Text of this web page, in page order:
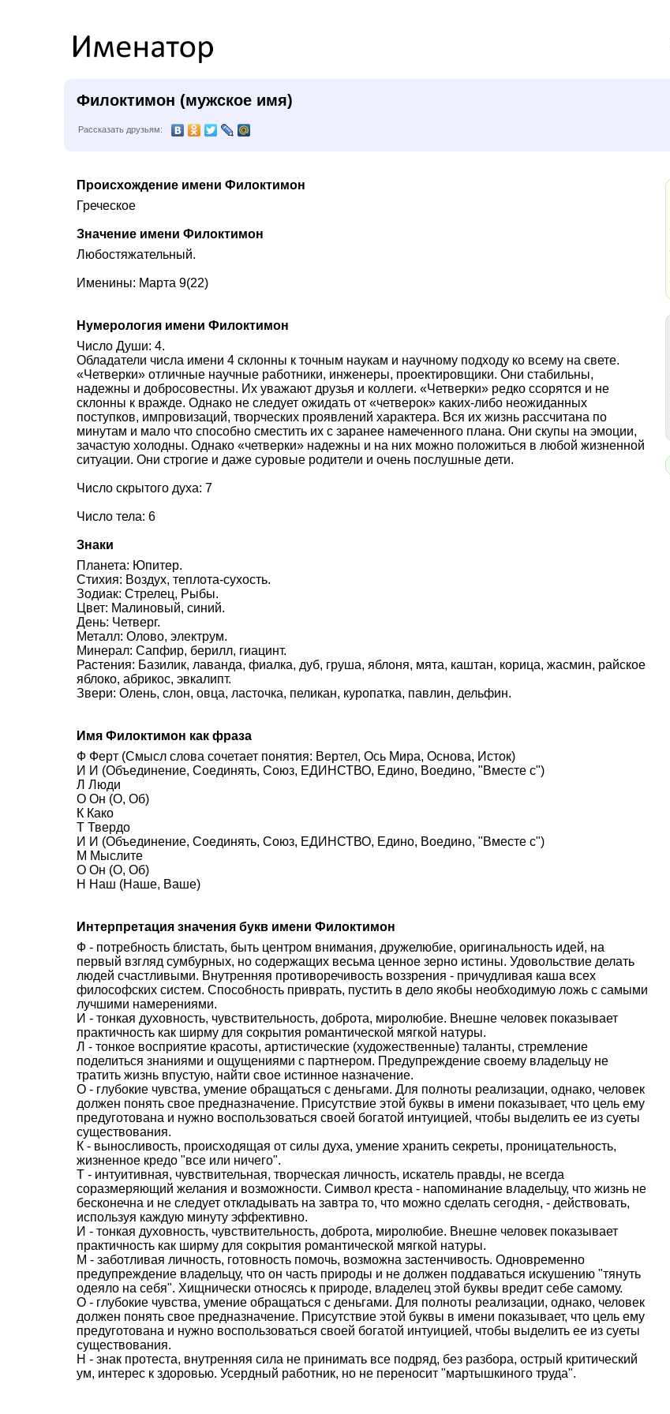
Филоктимон (мужское имя)
Рассказать друзьям:
Происхождение имени Филоктимон
Греческое
Значение имени Филоктимон
Любостяжательный.
Именины: Марта 9(22)
Нумерология имени Филоктимон
Число Души: 4.
Обладатели числа имени 4 склонны к точным наукам и научному подходу ко всему на свете.
«Четверки» отличные научные работники, инженеры, проектировщики. Они стабильны,
надежны и добросовестны. Их уважают друзья и коллеги. «Четверки» редко ссорятся и не
склонны к вражде. Однако не следует ожидать от «четверок» каких-либо неожиданных
поступков, импровизаций, творческих проявлений характера. Вся их жизнь рассчитана по
минутам и мало что способно сместить их с заранее намеченного плана. Они скупы на эмоции,
зачастую холодны. Однако «четверки» надежны и на них можно положиться в любой жизненной
ситуации. Они строгие и даже суровые родители и очень послушные дети.
Число скрытого духа: 7
Число тела: 6
Знаки
Планета: Юпитер.
Стихия: Воздух, теплота-сухость.
Зодиак: Стрелец, Рыбы.
Цвет: Малиновый, синий.
День: Четверг.
Металл: Олово, электрум.
Минерал: Сапфир, берилл, гиацинт.
Растения: Базилик, лаванда, фиалка, дуб, груша, яблоня, мята, каштан, корица, жасмин, райское
яблоко, абрикос, эвкалипт.
Звери: Олень, слон, овца, ласточка, пеликан, куропатка, павлин, дельфин.
Имя Филоктимон как фраза
Ф Ферт (Смысл слова сочетает понятия: Вертел, Ось Мира, Основа, Исток)
И И (Объединение, Соединять, Союз, ЕДИНСТВО, Едино, Воедино, "Вместе с")
Л Люди
О Он (О, Об)
К Како
Т Твердо
И И (Объединение, Соединять, Союз, ЕДИНСТВО, Едино, Воедино, "Вместе с")
М Мыслите
О Он (О, Об)
Н Наш (Наше, Ваше)
Интерпретация значения букв имени Филоктимон
Ф - потребность блистать, быть центром внимания, дружелюбие, оригинальность идей, на
первый взгляд сумбурных, но содержащих весьма ценное зерно истины. Удовольствие делать
людей счастливыми. Внутренняя противоречивость воззрения - причудливая каша всех
философских систем. Способность приврать, пустить в дело якобы необходимую ложь с самыми
лучшими намерениями.
И - тонкая духовность, чувствительность, доброта, миролюбие. Внешне человек показывает
практичность как ширму для сокрытия романтической мягкой натуры.
Л - тонкое восприятие красоты, артистические (художественные) таланты, стремление
поделиться знаниями и ощущениями с партнером. Предупреждение своему владельцу не
тратить жизнь впустую, найти свое истинное назначение.
О - глубокие чувства, умение обращаться с деньгами. Для полноты реализации, однако, человек
должен понять свое предназначение. Присутствие этой буквы в имени показывает, что цель ему
предуготована и нужно воспользоваться своей богатой интуицией, чтобы выделить ее из суеты
существования.
К - выносливость, происходящая от силы духа, умение хранить секреты, проницательность,
жизненное кредо "все или ничего".
Т - интуитивная, чувствительная, творческая личность, искатель правды, не всегда
соразмеряющий желания и возможности. Символ креста - напоминание владельцу, что жизнь не
бесконечна и не следует откладывать на завтра то, что можно сделать сегодня, - действовать,
используя каждую минуту эффективно.
И - тонкая духовность, чувствительность, доброта, миролюбие. Внешне человек показывает
практичность как ширму для сокрытия романтической мягкой натуры.
М - заботливая личность, готовность помочь, возможна застенчивость. Одновременно
предупреждение владельцу, что он часть природы и не должен поддаваться искушению "тянуть
одеяло на себя". Хищнически относясь к природе, владелец этой буквы вредит себе самому.
О - глубокие чувства, умение обращаться с деньгами. Для полноты реализации, однако, человек
должен понять свое предназначение. Присутствие этой буквы в имени показывает, что цель ему
предуготована и нужно воспользоваться своей богатой интуицией, чтобы выделить ее из суеты
существования.
Н - знак протеста, внутренняя сила не принимать все подряд, без разбора, острый критический
ум, интерес к здоровью. Усердный работник, но не переносит "мартышкиного труда".